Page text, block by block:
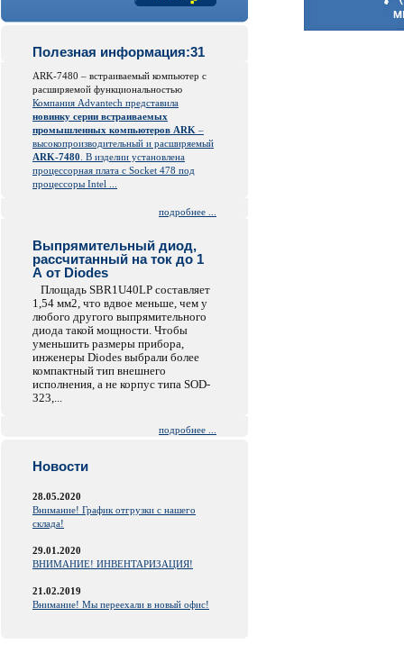
Полезная информация:31
ARK-7480 – встраиваемый компьютер с
расширяемой функциональностью
Компания Advantech представила
новинку серии встраиваемых
промышленных компьютеров ARK –
высокопроизводительный и расширяемый
ARK-7480 . В изделии установлена
процессорная плата с Socket 478 под
процессоры Intel ...
подробнее ...
Выпрямительный диод,
рассчитанный на ток до 1
А от Diodes
Площадь SBR1U40LP составляет
1,54 мм2, что вдвое меньше, чем у
любого другого выпрямительного
диода такой мощности. Чтобы
уменьшить размеры прибора,
инженеры Diodes выбрали более
компактный тип внешнего
исполнения, а не корпус типа SOD-
323,...
подробнее ...
Новости
28.05.2020
Внимание! График отгрузки с нашего
склада!
29.01.2020
ВНИМАНИЕ! ИНВЕНТАРИЗАЦИЯ!
21.02.2019
Внимание! Мы переехали в новый офис!